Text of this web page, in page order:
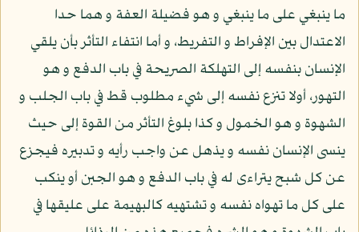
ما ينبغي على ما ينبغي و هو فضيلة العفة و هما حدا
الاعتدال بين الإفراط و التفريط، و أما انتفاء التأثر بأن يلقي
الإنسان بنفسه إلى التهلكة الصريحة في باب الدفع و هو
التهور، أولا تنزع نفسه إلى شيء مطلوب قط في باب الجلب و
الشهوة و هو الخمول و كذا بلوغ التأثر من القوة إلى حيث
ينسى الإنسان نفسه و يذهل عن واجب رأيه و تدبيره فيجزع
عن كل شبح يتراءى له في باب الدفع و هو الجبن أو ينكب
على كل ما تهواه نفسه و تشتهيه كالبهيمة على عليقها في